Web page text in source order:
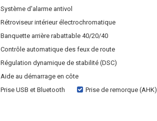
Système d'alarme antivol
Rétroviseur intérieur électrochromatique
Banquette arrière rabattable 40/20/40
Contrôle automatique des feux de route
Régulation dynamique de stabilité (DSC)
Aide au démarrage en côte
Prise USB et Bluetooth
Prise de remorque (AHK)